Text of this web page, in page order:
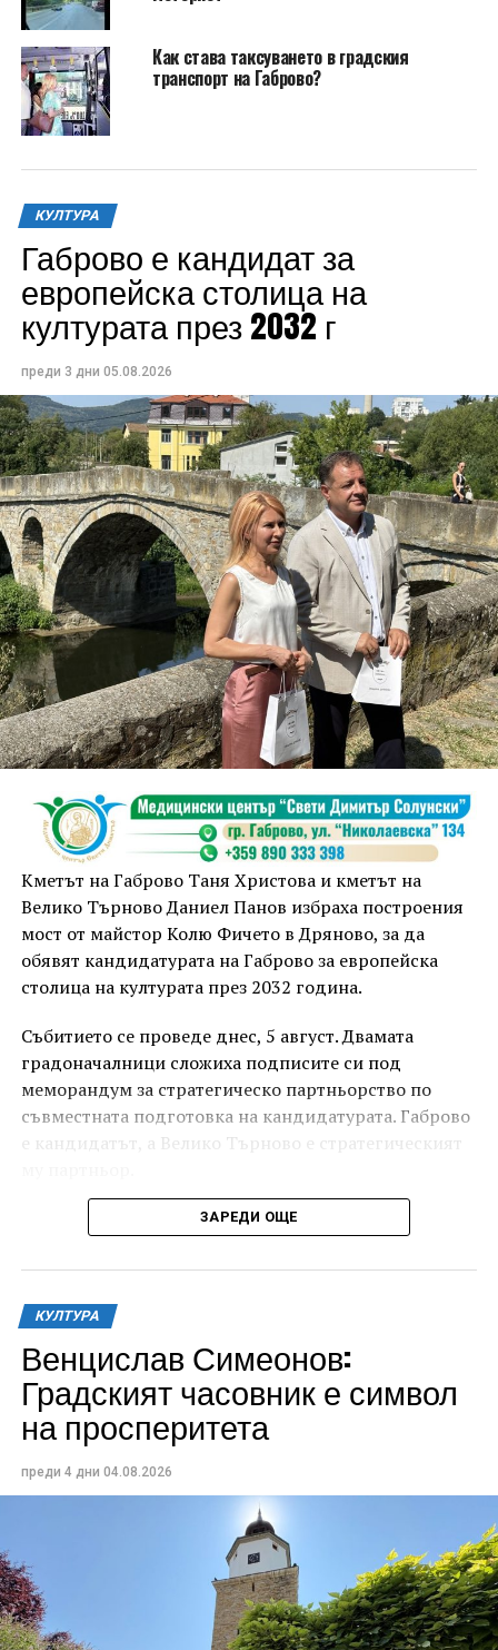
Как става таксуването в градския
транспорт на Габрово?
КУЛТУРА
Габрово е кандидат за
европейска столица на
културата през 2032 г
преди 3 дни 05.08.2026
Кметът на Габрово Таня Христова и кметът на
Велико Търново Даниел Панов избраха построения
мост от майстор Колю Фичето в Дряново, за да
обявят кандидатурата на Габрово за европейска
столица на културата през 2032 година.
Събитието се проведе днес, 5 август. Двамата
градоначалници сложиха подписите си под
меморандум за стратегическо партньорство по
съвместната подготовка на кандидатурата. Габрово
е кандидатът, а Велико Търново е стратегическият
Изборът на Дряновския мост – този архитектурен
шедьовър на възрожденското ни строителство и
майсторство, вечен символ на Дряново, носи
дълбоко послание. Мястото, където документът бе
подписан, символизира свързаността,
сътрудничеството и общото бъдеще, подчерта
кметът Таня Христова.
ЗАРЕДИ ОЩЕ
КУЛТУРА
Венцислав Симеонов:
Градският часовник е символ
на просперитета
преди 4 дни 04.08.2026